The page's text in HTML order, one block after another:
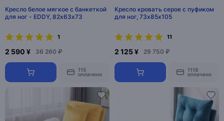
Кресло белое мягкое с банкеткой
для ног - EDDY, 82х63х73
1
2 590 ¥ 36 260 ₽
115
оплачено
Кресло кровать серое с пуфиком
для ног, 73х85х105
11
2 125 ¥ 29 750 ₽
1118
оплачено